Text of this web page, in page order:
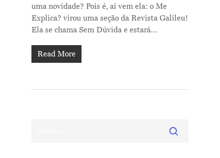
uma novidade? Pois é, aí vem ela: o Me
Explica? virou uma seção da Revista Galileu!
Ela se chama Sem Dúvida e estará…
Read More